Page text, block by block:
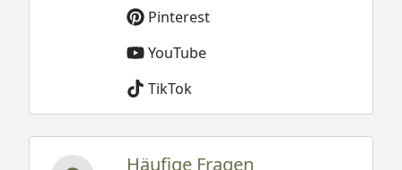
Pinterest
YouTube
TikTok
Häufige Fragen